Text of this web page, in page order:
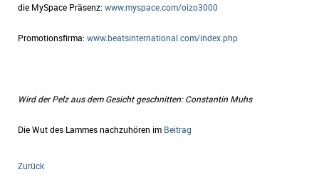
die MySpace Präsenz:www.myspace.com/oizo3000
Promotionsfirma:www.beatsinternational.com/index.php
Wird der Pelz aus dem Gesicht geschnitten: Constantin Muhs
Die Wut des Lammes nachzuhören im Beitrag
Zurück